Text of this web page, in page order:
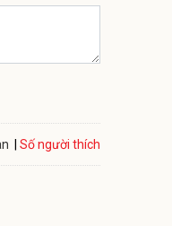
Số người thích